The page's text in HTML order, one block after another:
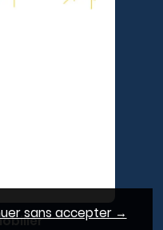
sans accepter →